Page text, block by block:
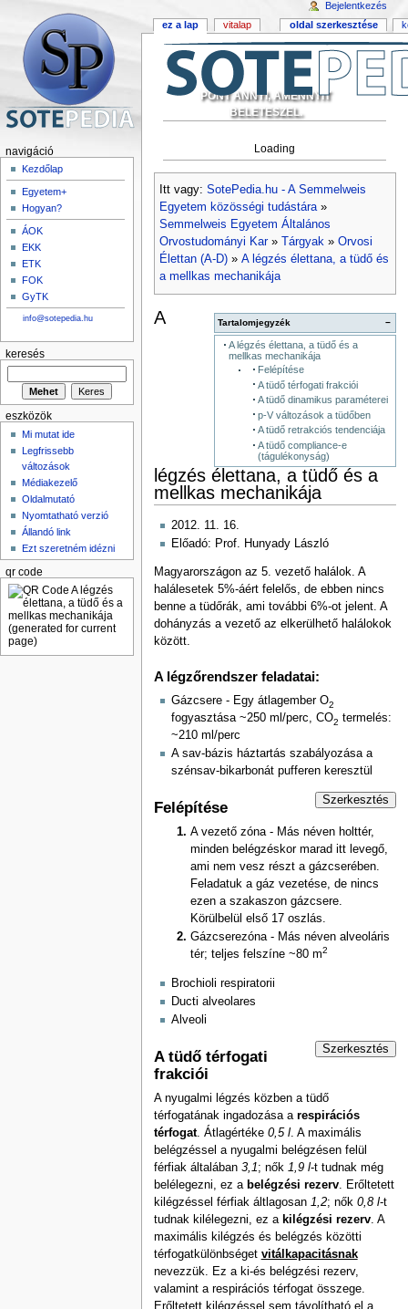
PONT ANNYI, AMENNYIT
BELETESZEL.
Loading
Itt vagy: SotePedia.hu - A Semmelweis
Egyetem közösségi tudástára»
Semmelweis Egyetem Általános
Orvostudományi Kar» Tárgyak» Orvosi
Élettan (A-D)» A légzés élettana, a tüdő és
a mellkas mechanikája
−
Tartalomjegyzék
A légzés élettana, a tüdő és a
mellkas mechanikája
Felépítése
A tüdő térfogati frakciói
A tüdő dinamikus paraméterei
p-V változások a tüdőben
A tüdő retrakciós tendenciája
A tüdő compliance-e
(tágulékonyság)
A
légzés élettana, a tüdő és a
mellkas mechanikája
2012. 11. 16.
Előadó: Prof. Hunyady László
Magyarországon az 5. vezető halálok. A
halálesetek 5%-áért felelős, de ebben nincs
benne a tüdőrák, ami további 6%-ot jelent. A
dohányzás a vezető az elkerülhető halálokok
között.
A légzőrendszer feladatai:
Gázcsere - Egy átlagember O2
fogyasztása ~250 ml/perc, CO2 termelés:
~210 ml/perc
A sav-bázis háztartás szabályozása a
szénsav-bikarbonát pufferen keresztül
Szerkesztés
Felépítése
A vezető zóna - Más néven holttér,
minden belégzéskor marad itt levegő,
ami nem vesz részt a gázcserében.
Feladatuk a gáz vezetése, de nincs
ezen a szakaszon gázcsere.
Körülbelül első 17 oszlás.
Gázcserezóna - Más néven alveoláris
tér; teljes felszíne ~80 m2
Brochioli respiratorii
Ducti alveolares
Alveoli
Szerkesztés
A tüdő térfogati
frakciói
A nyugalmi légzés közben a tüdő
térfogatának ingadozása a respirációs
térfogat. Átlagértéke 0,5 l. A maximális
belégzéssel a nyugalmi belégzésen felül
férfiak általában 3,1; nők 1,9 l-t tudnak még
belélegezni, ez a belégzési rezerv. Erőltetett
kilégzéssel férfiak áltlagosan 1,2; nők 0,8 l-t
tudnak kilélegezni, ez a kilégzési rezerv. A
maximális kilégzés és belégzés közötti
térfogatkülönbséget vitálkapacitásnak
nevezzük. Ez a ki-és belégzési rezerv,
valamint a respirációs térfogat összege.
Erőltetett kilégzéssel sem távolítható el a
ez a lap vitalap oldal szerkesztése
Bejelentkezés
navigáció
Kezdőlap
Egyetem+
Hogyan?
ÁOK
EKK
ETK
FOK
GyTK
info@sotepedia.hu
keresés
eszközök
Mi mutat ide
Legfrissebb
változások
Médiakezelő
Oldalmutató
Nyomtatható verzió
Állandó link
Ezt szeretném idézni
qr code